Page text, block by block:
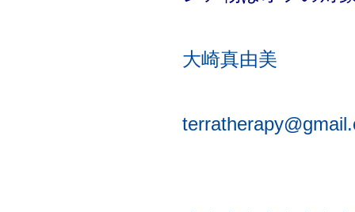
大崎真由美